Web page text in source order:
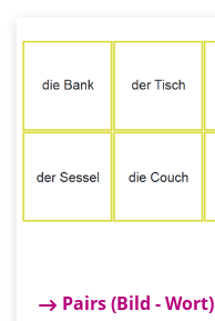
Pairs (Bild - Wort)